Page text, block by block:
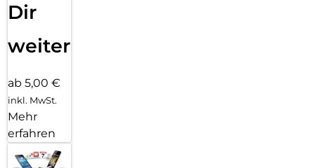
Dir
weiter
ab 5,00 €
inkl. MwSt.
Mehr
erfahren